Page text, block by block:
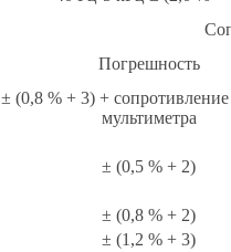
Погрешность
± (0,8 % + 3) +
мультиметра
± (0,5 % + 2)
± (0,8 % + 2)
± (1,2 % + 3)